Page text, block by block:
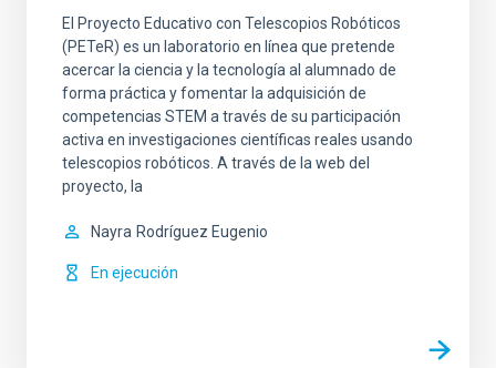
El Proyecto Educativo con Telescopios Robóticos
(PETeR) es un laboratorio en línea que pretende
acercar la ciencia y la tecnología al alumnado de
forma práctica y fomentar la adquisición de
competencias STEM a través de su participación
activa en investigaciones científicas reales usando
telescopios robóticos. A través de la web del
proyecto, la
Nayra Rodríguez Eugenio
En ejecución